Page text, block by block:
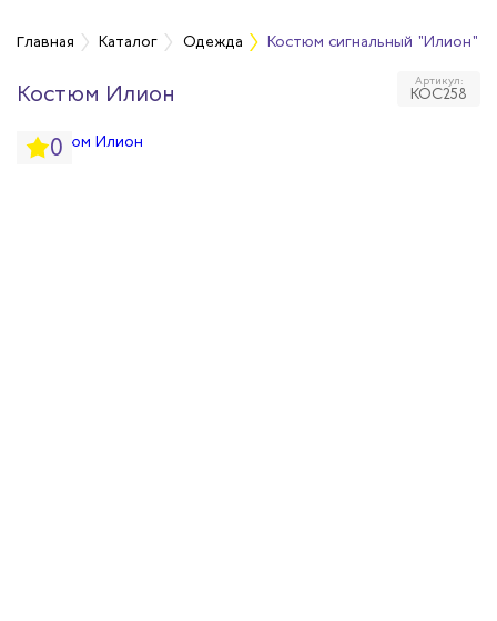
Главная Каталог Одежда Костюм сигнальный "Илион"
Костюм Илион Артикул:
КОС258
0